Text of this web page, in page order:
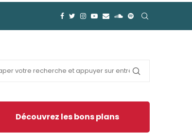
Découvrez les bons plans